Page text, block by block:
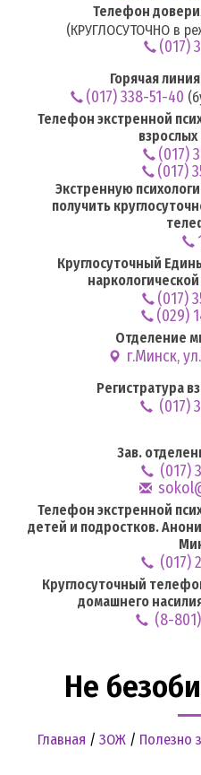
Телефон
(КРУГЛОСУТОЧНО в
(017)
Горячая
(017) 338-51-40
Телефон экстренной
(017)
(017)
Экстренную
получить
Круглосуточный
(017)
(029)
Отделение
г.Минск,
Регистратура
(017)
Зав.
(017)
Телефон экстренной
детей и подростков.
(017)
Круглосуточный
домашнего
(8-
Не
Главная / ЗОЖ / Полезно